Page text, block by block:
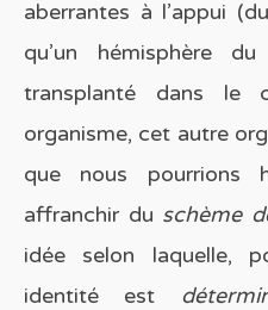
aberrantes à l’appui
qu’un hémisphère
transplanté dans le
organisme, cet autre
que nous pourrions
affranchir du schème
idée selon laquelle,
identité est